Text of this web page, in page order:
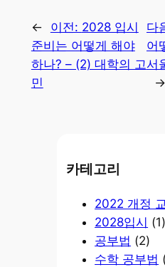
← 이전: 2028 입시
준비는 어떻게 해야
하나? – (2) 대학의 고
민
다
어
서
→
카테고리
2022 개정
2028입시 (1)
공부법 (2)
수학 공부법